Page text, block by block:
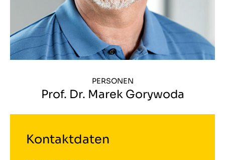
PERSONEN
Prof. Dr. Marek Gorywoda
Kontaktdaten